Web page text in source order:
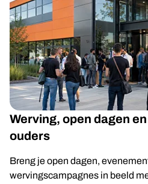
Werving, open dagen
ouders
Breng je open dagen,
wervingscampagnes in beeld